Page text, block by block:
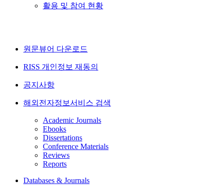
활용 및 참여 현황
원문뷰어 다운로드
RISS 개인정보 재동의
공지사항
해외전자정보서비스 검색
Academic Journals
Ebooks
Dissertations
Conference Materials
Reviews
Reports
Databases & Journals